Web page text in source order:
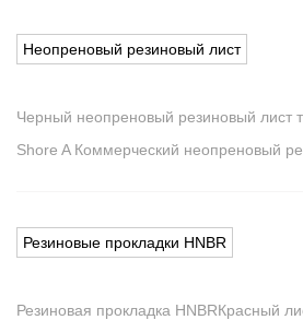
Неопреновый резиновый лист
Черный неопреновый резиновый лист
Shore A Коммерческий неопреновый
Резиновые прокладки HNBR
Резиновая прокладка HNBRКрасный